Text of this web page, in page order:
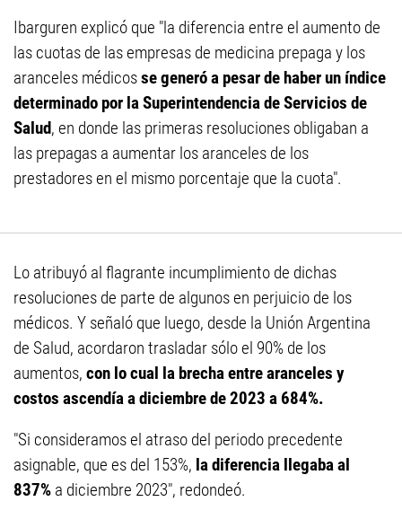
Ibarguren explicó que "la diferencia entre el aumento de
las cuotas de las empresas de medicina prepaga y los
aranceles médicosse generó a pesar de haber un índice
determinado por la Superintendencia de Servicios de
Salud, en donde las primeras resoluciones obligaban a
las prepagas a aumentar los aranceles de los
prestadores en el mismo porcentaje que la cuota".
Lo atribuyó al flagrante incumplimiento de dichas
resoluciones de parte de algunos en perjuicio de los
médicos. Y señaló que luego, desde la Unión Argentina
de Salud, acordaron trasladar sólo el 90% de los
aumentos, con lo cual la brecha entre aranceles y
costos ascendía a diciembre de 2023 a 684%.
"Si consideramos el atraso del periodo precedente
asignable, que es del 153%, la diferencia llegaba al
837% a diciembre 2023", redondeó.